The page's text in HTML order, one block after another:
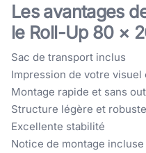
Les avantages
le Roll-Up 80 ×
Sac de transport inclus
Impression de votre
Montage rapide et sans
Structure légère et robuste
Excellente stabilité
Notice de montage incluse